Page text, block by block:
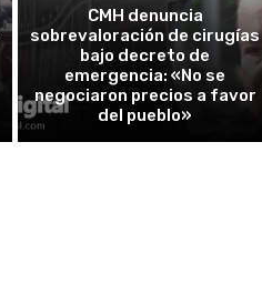
CMH denuncia
sobrevaloración de cirugías
bajo decreto de
emergencia: «No se
negociaron precios a favor
del pueblo»